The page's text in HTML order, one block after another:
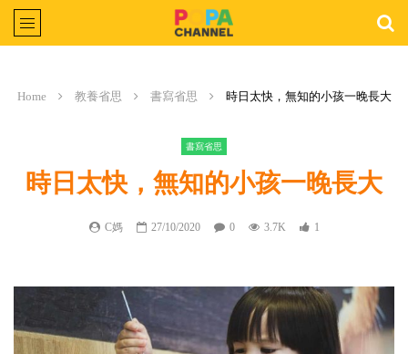
Home 教養省思 書寫省思 時日太快，無知的小孩一晚長大
書寫省思
時日太快，無知的小孩一晚長大
C媽 27/10/2020 0 3.7K 1